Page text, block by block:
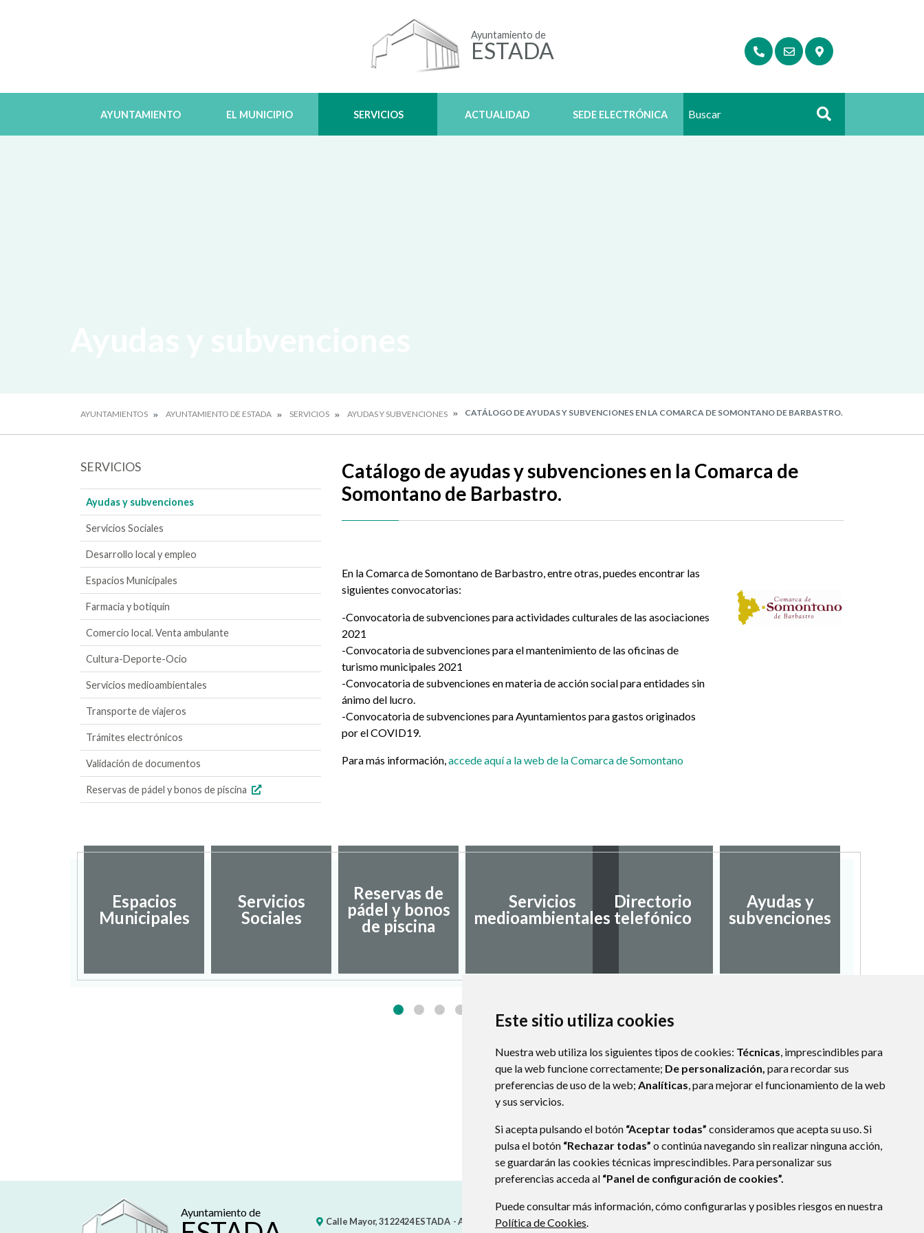
Este sitio utiliza cookies
Nuestra web utiliza los siguientes tipos de cookies: Técnicas, imprescindibles para
que la web funcione correctamente; De personalización, para recordar sus
preferencias de uso de la web; Analíticas, para mejorar el funcionamiento de la web
y sus servicios.
Si acepta pulsando el botón “Aceptar todas” consideramos que acepta su uso. Si
pulsa el botón “Rechazar todas” o continúa navegando sin realizar ninguna acción,
se guardarán las cookies técnicas imprescindibles. Para personalizar sus
preferencias acceda al “Panel de configuración de cookies”.
Puede consultar más información, cómo configurarlas y posibles riesgos en nuestra
Política de Cookies.
Ayuntamiento de
ESTADA
AYUNTAMIENTO EL MUNICIPIO SERVICIOS ACTUALIDAD SEDE ELECTRÓNICA Buscar
AYUNTAMIENTOS AYUNTAMIENTO DE ESTADA SERVICIOS AYUDAS Y SUBVENCIONES CATÁLOGO DE AYUDAS Y SUBVENCIONES EN LA COMARCA DE SOMONTANO DE BARBASTRO.
SERVICIOS
Ayudas y subvenciones
Servicios Sociales
Desarrollo local y empleo
Espacios Municipales
Farmacia y botiquín
Comercio local. Venta ambulante
Cultura-Deporte-Ocio
Servicios medioambientales
Transporte de viajeros
Trámites electrónicos
Validación de documentos
Reservas de pádel y bonos de piscina
Catálogo de ayudas y subvenciones en la Comarca de
Somontano de Barbastro.
En la Comarca de Somontano de Barbastro, entre otras, puedes encontrar las
siguientes convocatorias:
-Convocatoria de subvenciones para actividades culturales de las asociaciones
2021
-Convocatoria de subvenciones para el mantenimiento de las oficinas de
turismo municipales 2021
-Convocatoria de subvenciones en materia de acción social para entidades sin
ánimo del lucro.
-Convocatoria de subvenciones para Ayuntamientos para gastos originados
por el COVID19.
Para más información,accede aquí a la web de la Comarca de Somontano
Espacios
Municipales
Servicios
Sociales
Reservas de
pádel y bonos
de piscina
Servicios
medioambientales
Directorio
telefónico
Ayudas y
subvenciones
Ayuntamiento de
Calle Mayor, 3122424ESTADA - ARAGÓN(ESPAÑA)